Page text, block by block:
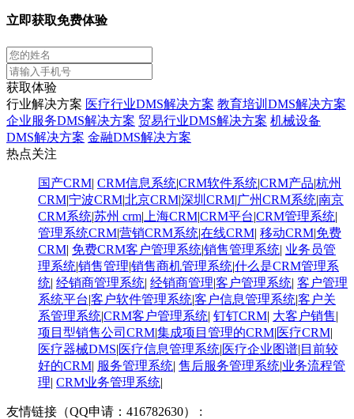
立即获取免费体验
获取体验
行业解决方案 医疗行业DMS解决方案 教育培训DMS解决方案
企业服务DMS解决方案 贸易行业DMS解决方案 机械设备
DMS解决方案 金融DMS解决方案
热点关注
国产CRM| CRM信息系统|CRM软件系统|CRM产品|杭州
CRM|宁波CRM|北京CRM|深圳CRM|广州CRM系统|南京
CRM系统|苏州 crm| 上海CRM|CRM平台|CRM管理系统|
管理系统CRM|营销CRM系统|在线CRM| 移动CRM|免费
CRM| 免费CRM客户管理系统|销售管理系统| 业务员管
理系统|销售管理|销售商机管理系统|什么是CRM管理系
统| 经销商管理系统| 经销商管理|客户管理系统| 客户管理
系统平台|客户软件管理系统|客户信息管理系统|客户关
系管理系统|CRM客户管理系统| 钉钉CRM| 大客户销售|
项目型销售公司CRM|集成项目管理的CRM|医疗CRM|
医疗器械DMS|医疗信息管理系统|医疗企业图谱| ​目前较
好的CRM| 服务管理系统| 售后服务管理系统|业务流程管
理| CRM业务管理系统|
友情链接（QQ申请：416782630） :